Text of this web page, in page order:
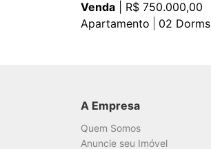
Venda | R$ 750.000,00
Apartamento
02 Dorms
A Empresa
Quem Somos
Anuncie seu Imóvel